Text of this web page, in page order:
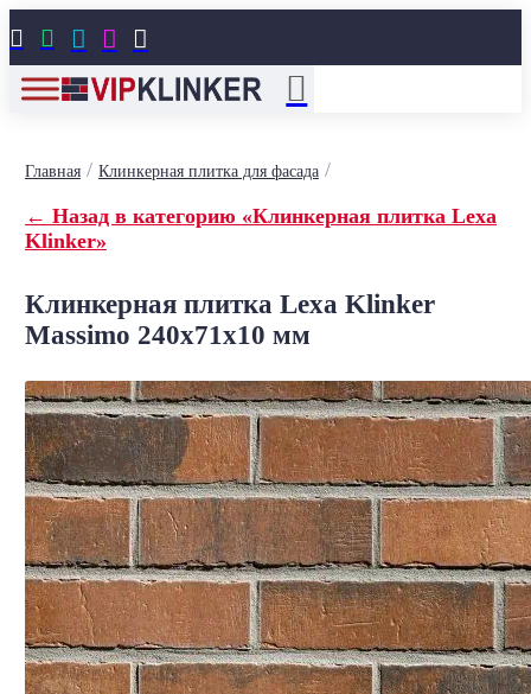
    
Главная/ Клинкерная плитка для фасада/
← Назад в категорию «Клинкерная плитка Lexa
Klinker»
Клинкерная плитка Lexa Klinker
Massimo 240x71x10 мм